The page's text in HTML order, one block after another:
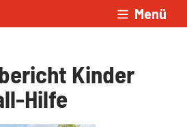
Menü
Kinder
Hilfe